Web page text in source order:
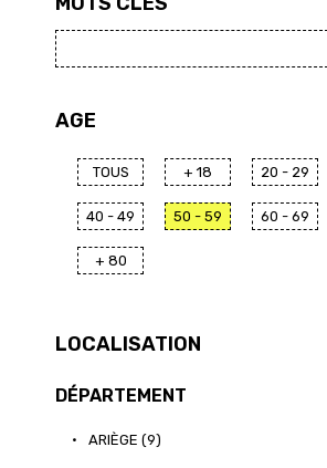
AGE
TOUS + 18 20 - 29
40 - 49 50 - 59 60 - 69
+ 80
LOCALISATION
DÉPARTEMENT
• ARIÈGE (9)